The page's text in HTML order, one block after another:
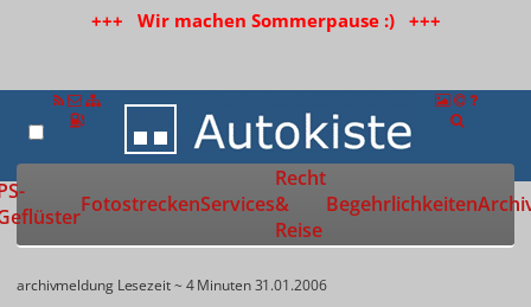
+++ Wir machen Sommerpause :) +++
Zur Startseite
FotostreckenServices
Recht
&
Reise
Begehrlichkeiten
archivmeldung Lesezeit ~ 4 Minuten31.01.2006